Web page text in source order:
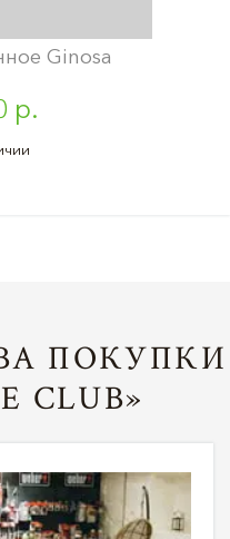
Ginosa
р.
ПОКУПКИ
CLUB»